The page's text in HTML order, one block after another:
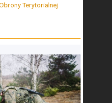
Terytorialnej